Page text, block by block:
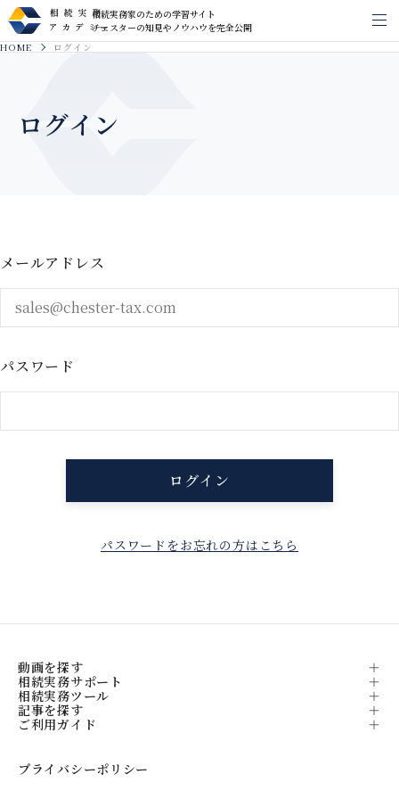
相続実務家のための学習サイト
チェスターの知見やノウハウを完全公開
メ
HOME ログイン
ログイン
メールアドレス
パスワード
パスワードをお忘れの方はこちら
動画を探す
相続実務サポート
相続実務ツール
記事を探す
ご利用ガイド
プライバシーポリシー